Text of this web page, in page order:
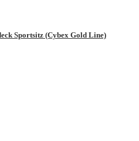
Sportsitz (Cybex Gold Line)